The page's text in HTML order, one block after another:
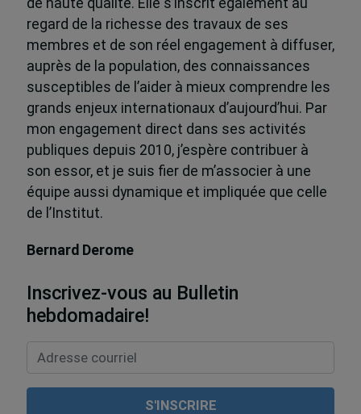
regard de la richesse des travaux de ses
membres et de son réel engagement à diffuser,
auprès de la population, des connaissances
susceptibles de l’aider à mieux comprendre les
grands enjeux internationaux d’aujourd’hui. Par
mon engagement direct dans ses activités
publiques depuis 2010, j’espère contribuer à
son essor, et je suis fier de m’associer à une
équipe aussi dynamique et impliquée que celle
de l’Institut.
Bernard Derome
Inscrivez-vous au Bulletin
hebdomadaire!